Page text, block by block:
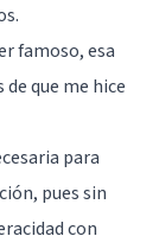
famoso, esa
que me hice
para
pues sin
con